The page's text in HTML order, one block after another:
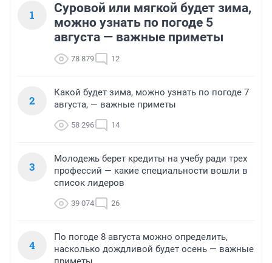
1
Суровой или мягкой будет зима,
можно узнать по погоде 5
августа — важные приметы
78 879 12
2
Какой будет зима, можно узнать по погоде 7
августа, — важные приметы
58 296 14
3
Молодежь берет кредиты на учебу ради трех
профессий — какие специальности вошли в
список лидеров
39 074 26
4
По погоде 8 августа можно определить,
насколько дождливой будет осень — важные